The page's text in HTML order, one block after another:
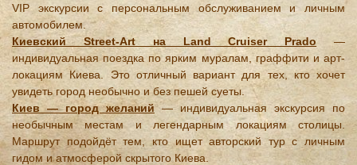
VIP экскурсии с персональным обслуживанием и личным
автомобилем.
Киевский Street-Art на Land Cruiser Prado —
индивидуальная поездка по ярким муралам, граффити и арт-
локациям Киева. Это отличный вариант для тех, кто хочет
увидеть город необычно и без пешей суеты.
Киев — город желаний— индивидуальная экскурсия по
необычным местам и легендарным локациям столицы.
Маршрут подойдёт тем, кто ищет авторский тур с личным
гидом и атмосферой скрытого Киева.